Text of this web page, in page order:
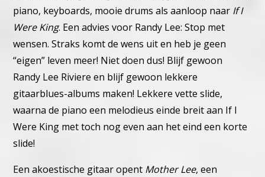
piano, keyboards, mooie drums als aanloop naar If I
WereKing. Een advies voor Randy Lee: Stop met
wensen. Straks komtde wens uit en heb je geen
“eigen” leven meer! Niet doen dus! Blijf gewoon
Randy Lee Riviere en blijf gewoon lekkere
gitaarblues-albums maken! Lekkere vette slide,
waarna de piano een melodieus einde breit aan If I
Were King met toch nog even aan het eindeen korte
slide!
Een akoestische gitaar opent Mother Lee, een